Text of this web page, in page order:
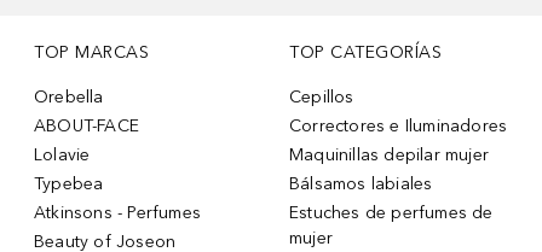
TOP MARCAS
Orebella
ABOUT-FACE
Lolavie
Typebea
Atkinsons - Perfumes
Beauty of Joseon
TOP CATEGORÍAS
Cepillos
Correctores e Iluminadores
Maquinillas depilar mujer
Bálsamos labiales
Estuches de perfumes de
mujer